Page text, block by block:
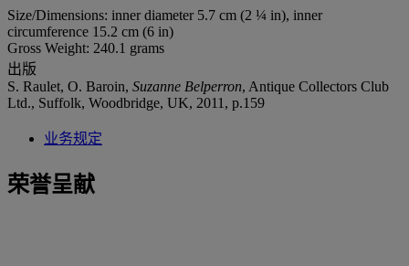
Size/Dimensions: inner diameter 5.7 cm (2 ¼ in), inner
circumference 15.2 cm (6 in)
Gross Weight: 240.1 grams
出版
S. Raulet, O. Baroin, Suzanne Belperron, Antique Collectors Club
Ltd., Suffolk, Woodbridge, UK, 2011, p.159
业务规定
荣誉呈献